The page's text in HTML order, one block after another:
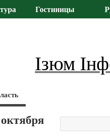
Гостиницы
Ізюм